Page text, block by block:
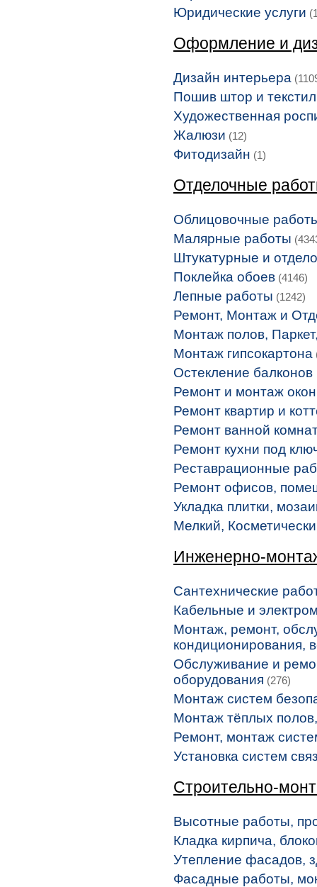
Юридические услуги
Оформление и
Дизайн интерьера
Пошив штор и
Художественная
Жалюзи (12)
Фитодизайн (1)
Отделочные
Облицовочные
Малярные работы
Штукатурные и
Поклейка обоев (4146)
Лепные работы (1242)
Ремонт, Монтаж и
Монтаж полов,
Монтаж гипсокартона
Остекление
Ремонт и монтаж окон
Ремонт квартир и
Ремонт ванной
Ремонт кухни под
Реставрационные
Ремонт офисов,
Укладка плитки,
Мелкий,
Инженерно-
Сантехнические
Кабельные и
Монтаж, ремонт,
кондиционирования,
Обслуживание и
оборудования (276)
Монтаж систем
Монтаж тёплых
Ремонт, монтаж
Установка систем
Строительно-
Высотные работы,
Кладка кирпича,
Утепление фасадов,
Фасадные работы,